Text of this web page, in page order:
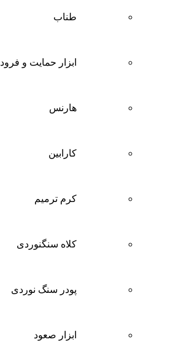
طناب
ابزار حمایت و فرود
هارنس
کارابین
کرم ترمیم
کلاه سنگنوردی
پودر سنگ نوردی
ابزار صعود